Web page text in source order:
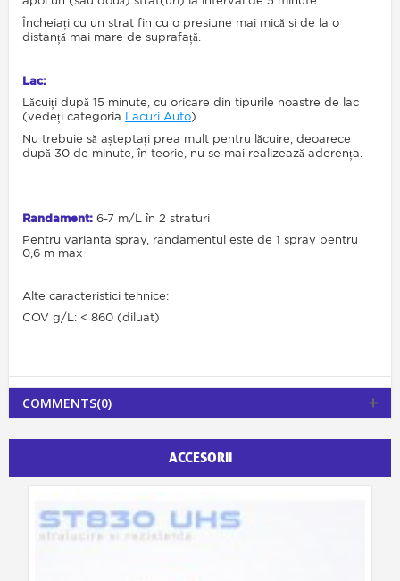
Încheiați cu un strat fin cu o presiune mai mică si de la o
distanță mai mare de suprafață.
Lac:
Lăcuiți după 15 minute, cu oricare din tipurile noastre de lac
(vedeți categoria Lacuri Auto).
Nu trebuie să așteptați prea mult pentru lăcuire, deoarece
după 30 de minute, în teorie, nu se mai realizează aderența.
Randament: 6-7 m/L în 2 straturi
Pentru varianta spray, randamentul este de 1 spray pentru
0,6 m max
Alte caracteristici tehnice:
COV g/L: < 860 (diluat)
COMMENTS(0)
ACCESORII